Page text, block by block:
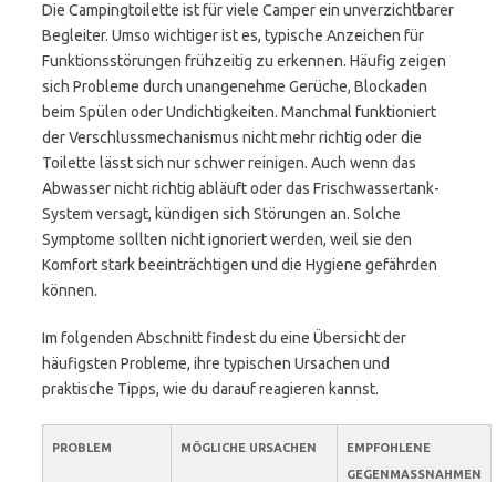
Die Campingtoilette ist für viele Camper ein unverzichtbarer
Begleiter. Umso wichtiger ist es, typische Anzeichen für
Funktionsstörungen frühzeitig zu erkennen. Häufig zeigen
sich Probleme durch unangenehme Gerüche, Blockaden
beim Spülen oder Undichtigkeiten. Manchmal funktioniert
der Verschlussmechanismus nicht mehr richtig oder die
Toilette lässt sich nur schwer reinigen. Auch wenn das
Abwasser nicht richtig abläuft oder das Frischwassertank-
System versagt, kündigen sich Störungen an. Solche
Symptome sollten nicht ignoriert werden, weil sie den
Komfort stark beeinträchtigen und die Hygiene gefährden
können.
Im folgenden Abschnitt findest du eine Übersicht der
häufigsten Probleme, ihre typischen Ursachen und
praktische Tipps, wie du darauf reagieren kannst.
PROBLEM MÖGLICHE URSACHEN
EMPFOHLENE
GEGENMASSNAHMEN